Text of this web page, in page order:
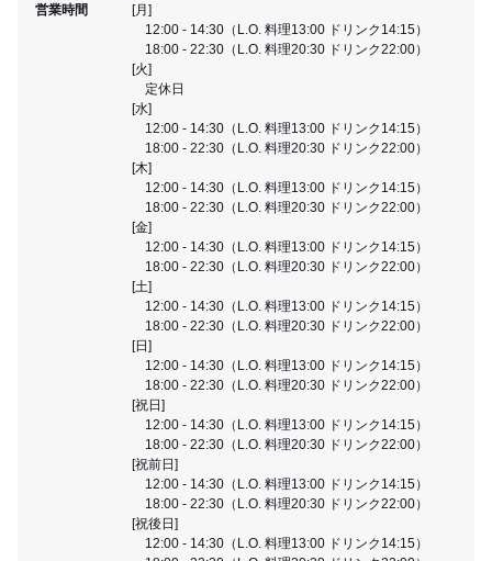
営業時間
[月]
12:00 - 14:30（L.O. 料理13:00 ドリンク14:15）
18:00 - 22:30（L.O. 料理20:30 ドリンク22:00）
[火]
定休日
[水]
12:00 - 14:30（L.O. 料理13:00 ドリンク14:15）
18:00 - 22:30（L.O. 料理20:30 ドリンク22:00）
[木]
12:00 - 14:30（L.O. 料理13:00 ドリンク14:15）
18:00 - 22:30（L.O. 料理20:30 ドリンク22:00）
[金]
12:00 - 14:30（L.O. 料理13:00 ドリンク14:15）
18:00 - 22:30（L.O. 料理20:30 ドリンク22:00）
[土]
12:00 - 14:30（L.O. 料理13:00 ドリンク14:15）
18:00 - 22:30（L.O. 料理20:30 ドリンク22:00）
[日]
12:00 - 14:30（L.O. 料理13:00 ドリンク14:15）
18:00 - 22:30（L.O. 料理20:30 ドリンク22:00）
[祝日]
12:00 - 14:30（L.O. 料理13:00 ドリンク14:15）
18:00 - 22:30（L.O. 料理20:30 ドリンク22:00）
[祝前日]
12:00 - 14:30（L.O. 料理13:00 ドリンク14:15）
18:00 - 22:30（L.O. 料理20:30 ドリンク22:00）
[祝後日]
12:00 - 14:30（L.O. 料理13:00 ドリンク14:15）